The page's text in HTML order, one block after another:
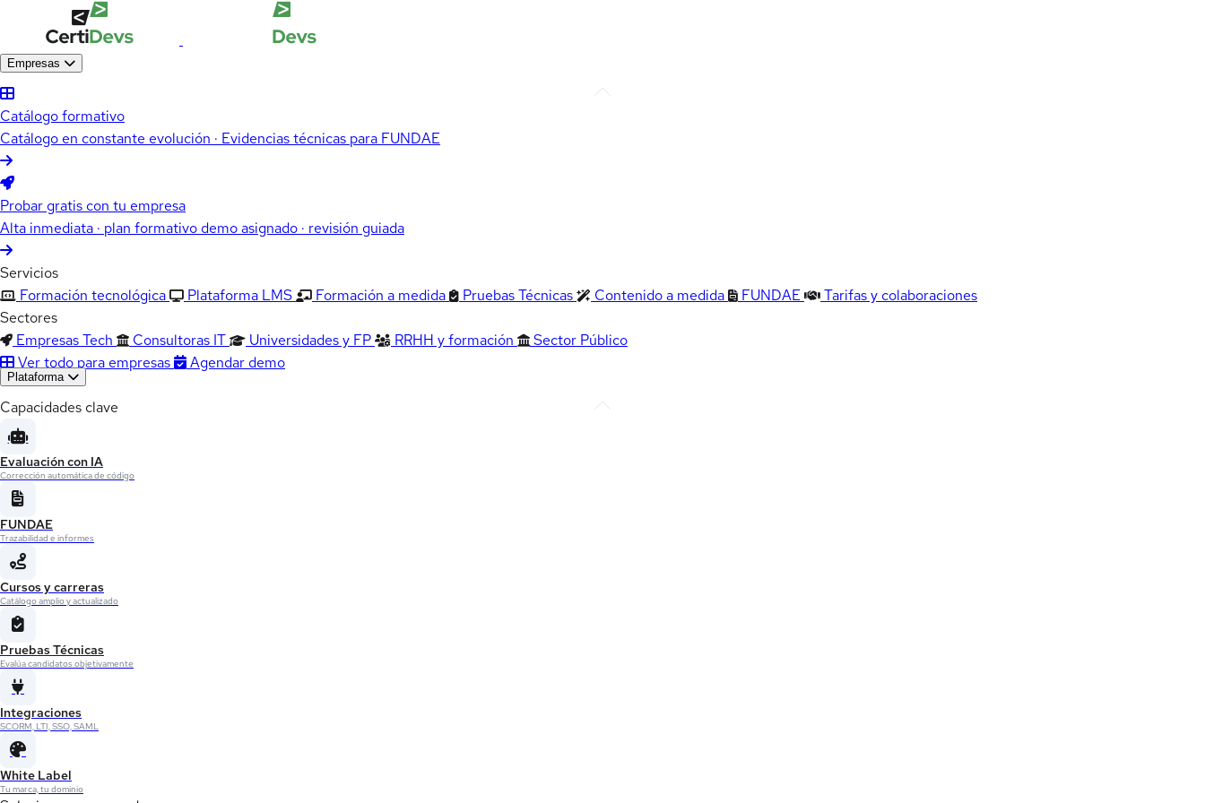
Empresas
Catálogo formativo
Catálogo en constante evolución · Evidencias técnicas para FUNDAE
Probar gratis con tu empresa
Alta inmediata · plan formativo demo asignado · revisión guiada
Servicios
Formación tecnológica
Plataforma LMS Formación a medida Pruebas Técnicas Contenido a medida FUNDAE
Tarifas y colaboraciones
Sectores
Empresas Tech
Consultoras IT Universidades y FP RRHH y formación
Sector Público
Ver todo para empresas
Agendar demo
Plataforma
Capacidades clave
Evaluación con IA
Corrección automática de código
FUNDAE
Trazabilidad e informes
Cursos y carreras
Catálogo amplio y actualizado
Pruebas Técnicas
Evalúa candidatos objetivamente
Integraciones
SCORM, LTI, SSO, SAML
White Label
Tu marca, tu dominio